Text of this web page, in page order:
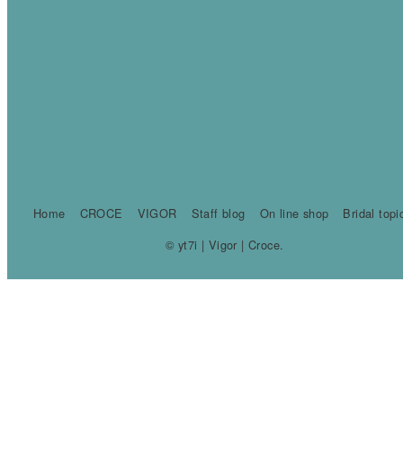
Home CROCE VIGOR Staff blog On line shop
Bridal
© yt7i | Vigor | Croce.